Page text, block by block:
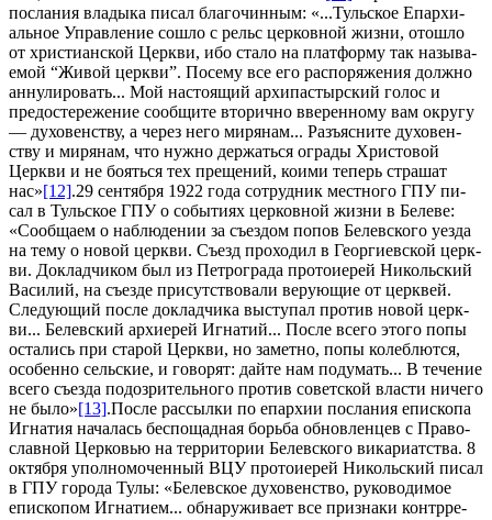
по­сла­ния вла­ды­ка пи­сал бла­го­чин­ным: «...Туль­ское Епар­хи­
аль­ное Управ­ле­ние со­шло с рельс цер­ков­ной жиз­ни, ото­шло
от хри­сти­ан­ской Церк­ви, ибо ста­ло на плат­фор­му так на­зы­ва­
е­мой “Жи­вой церк­ви”. По­се­му все его рас­по­ря­же­ния долж­но
ан­ну­ли­ро­вать... Мой на­сто­я­щий ар­хи­пас­тыр­ский го­лос и
предо­сте­ре­же­ние со­об­щи­те вто­рич­но вве­рен­но­му вам окру­гу
— ду­хо­вен­ству, а через него ми­ря­нам... Разъ­яс­ни­те ду­хо­вен­
ству и ми­ря­нам, что нуж­но дер­жать­ся огра­ды Хри­сто­вой
Церк­ви и не бо­ять­ся тех пре­ще­ний, ко­и­ми те­перь стра­шат
нас»[12].29 сен­тяб­ря 1922 го­да со­труд­ник мест­но­го ГПУ пи­
сал в Туль­ское ГПУ о со­бы­ти­ях цер­ков­ной жиз­ни в Беле­ве:
«Со­об­ща­ем о на­блю­де­нии за съез­дом по­пов Белев­ско­го уез­да
на те­му о но­вой церк­ви. Съезд про­хо­дил в Ге­ор­ги­ев­ской церк­
ви. До­клад­чи­ком был из Пет­ро­гра­да про­то­и­е­рей Ни­коль­ский
Ва­си­лий, на съез­де при­сут­ство­ва­ли ве­ру­ю­щие от церк­вей.
Сле­ду­ю­щий по­сле до­клад­чи­ка вы­сту­пал про­тив но­вой церк­
ви... Белев­ский ар­хи­ерей Иг­на­тий... По­сле все­го это­го по­пы
оста­лись при ста­рой Церк­ви, но за­мет­но, по­пы ко­леб­лют­ся,
осо­бен­но сель­ские, и го­во­рят: дай­те нам по­ду­мать... В те­че­ние
все­го съез­да по­до­зри­тель­но­го про­тив со­вет­ской вла­сти ни­че­го
не бы­ло»[13].По­сле рас­сыл­ки по епар­хии по­сла­ния епи­ско­па
Иг­на­тия на­ча­лась бес­по­щад­ная борь­ба об­нов­лен­цев с Пра­во­
слав­ной Цер­ко­вью на тер­ри­то­рии Белев­ско­го ви­ка­ри­ат­ства. 8
ок­тяб­ря упол­но­мо­чен­ный ВЦУ про­то­и­е­рей Ни­коль­ский пи­сал
в ГПУ го­ро­да Ту­лы: «Белев­ское ду­хо­вен­ство, ру­ко­во­ди­мое
епи­ско­пом Иг­на­ти­ем... об­на­ру­жи­ва­ет все при­зна­ки контр­ре­